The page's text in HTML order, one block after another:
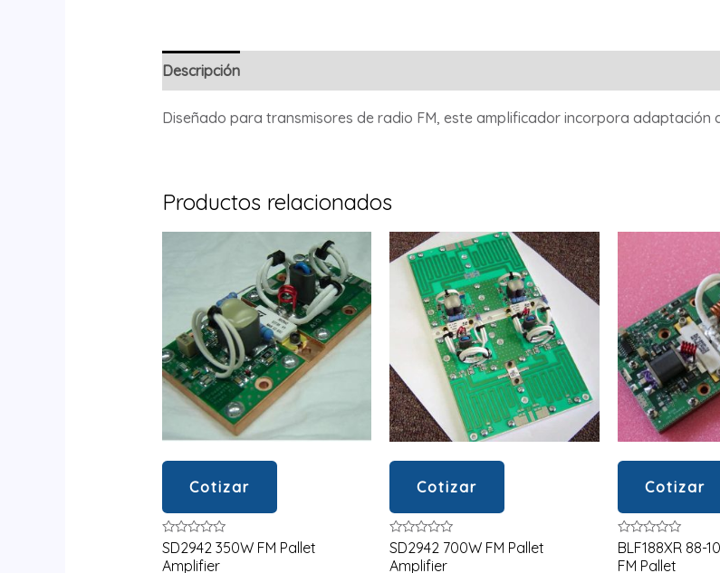
Descripción
Diseñado para transmisores de radio FM, este amplificador incorpora adaptación
Productos relacionados
Cotizar
Valorado
en
0
SD2942 350W FM Pallet
Amplifier
Cotizar
Valorado
en
0
SD2942 700W FM Pallet
Amplifier
Cotizar
Valorado
en
0
BLF188XR 88-
FM Pallet